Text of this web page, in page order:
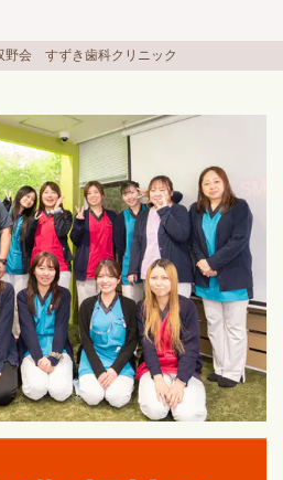
野会 すずき歯科クリニック